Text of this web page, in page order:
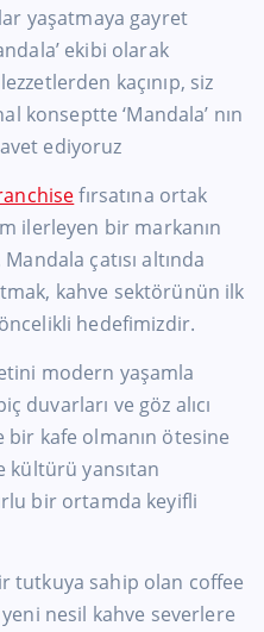
yaşatmaya gayret
ekibi olarak
kaçınıp, siz
konseptte ‘Mandala’ nın
ediyoruz
fırsatına ortak
ilerleyen bir markanın
çatısı altında
kahve sektörünün ilk
hedefimizdir.
modern yaşamla
duvarları ve göz alıcı
kafe olmanın ötesine
kültürü yansıtan
bir ortamda keyifli
tutkuya sahip olan coffee
nesil kahve severlere